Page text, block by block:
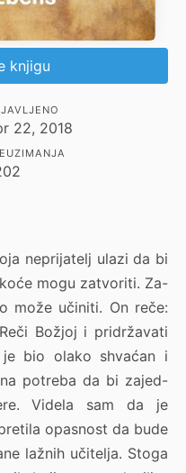
knjigu
22, 2018
neprijatelj ulazi da bi
mogu zatvoriti. Za-
može učiniti. On reče:
Božjoj i pridržavati
bio olako shvaćan i
potreba da bi zajed-
Videla sam da je
opasnost da bude
lažnih učitelja. Stoga